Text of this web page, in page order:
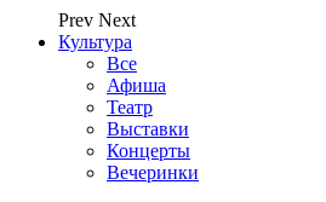
Prev Next
Культура
Все
Афиша
Театр
Выставки
Концерты
Вечеринки